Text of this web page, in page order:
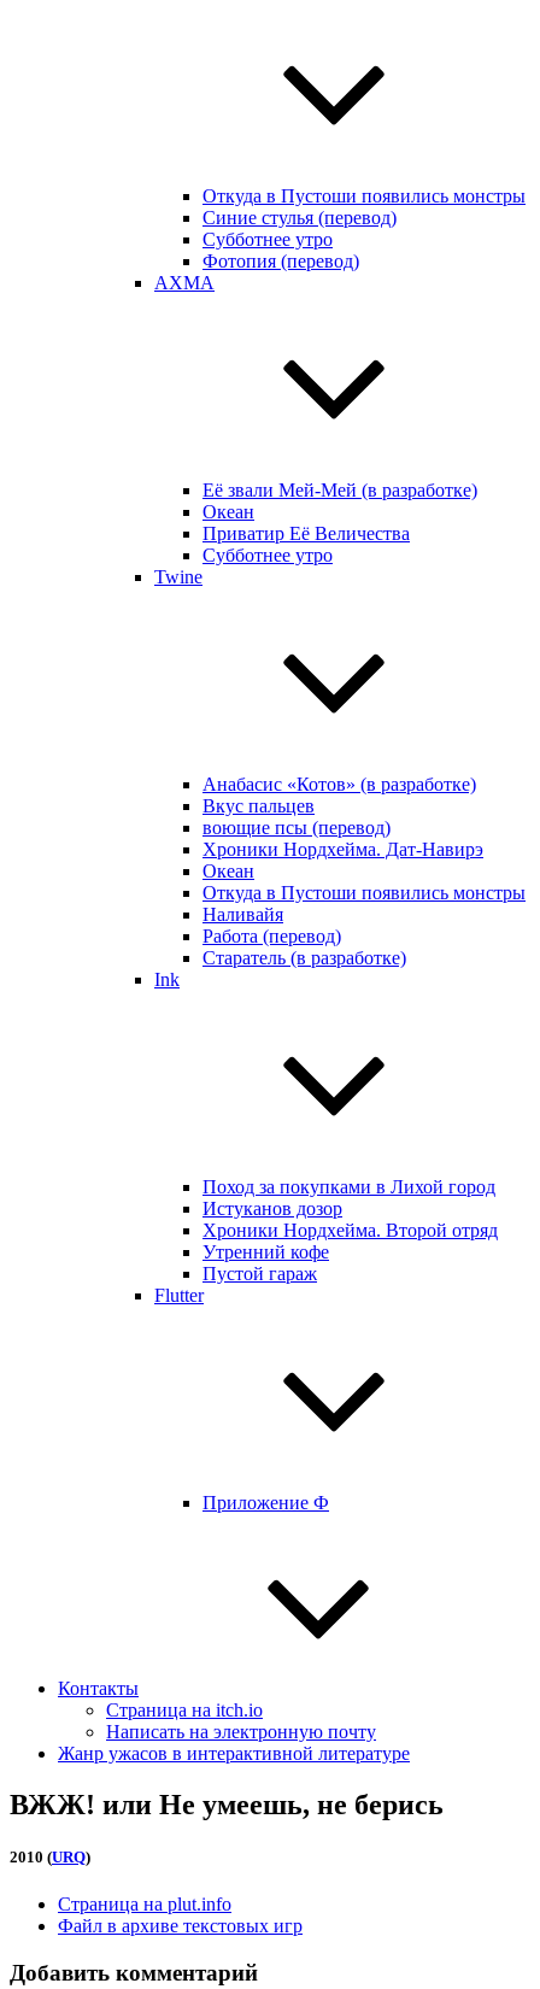
Откуда в Пустоши появились монстры
Синие стулья (перевод)
Субботнее утро
Фотопия (перевод)
AXMA
Её звали Мей-Мей (в разработке)
Океан
Приватир Её Величества
Субботнее утро
Twine
Анабасис «Котов» (в разработке)
Вкус пальцев
воющие псы (перевод)
Хроники Нордхейма. Дат-Навирэ
Океан
Откуда в Пустоши появились монстры
Наливайя
Работа (перевод)
Старатель (в разработке)
Ink
Поход за покупками в Лихой город
Истуканов дозор
Хроники Нордхейма. Второй отряд
Утренний кофе
Пустой гараж
Flutter
Приложение Ф
Контакты
Страница на itch.io
Написать на электронную почту
Жанр ужасов в интерактивной литературе
ВЖЖ! или Не умеешь, не берись
2010 (URQ)
Страница на plut.info
Файл в архиве текстовых игр
Добавить комментарий